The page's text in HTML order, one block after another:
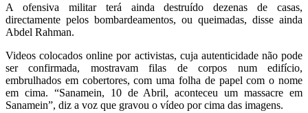
A ofensiva militar terá ainda destruído dezenas de casas,
directamente pelos bombardeamentos, ou queimadas, disse ainda
Abdel Rahman.
Videos colocados online por activistas, cuja autenticidade não pode
ser confirmada, mostravam filas de corpos num edifício,
embrulhados em cobertores, com uma folha de papel com o nome
em cima. “Sanamein, 10 de Abril, aconteceu um massacre em
Sanamein”, diz a voz que gravou o vídeo por cima das imagens.